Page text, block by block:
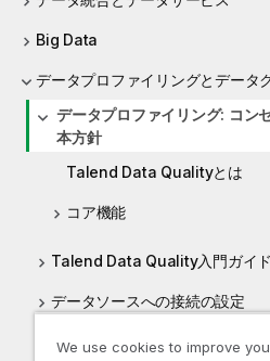
Big Data
データプロファイリングとデータ
データプロファイリング: コン
本方針
Talend Data Qualityとは
コア機能
Talend Data Quality入門ガイド
データソースへの接続の設定
データベースコンテンツのプロ
We use cookies to improve